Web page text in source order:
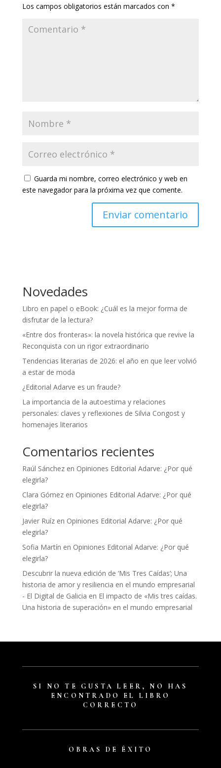
Los campos obligatorios están marcados con *
Guarda mi nombre, correo electrónico y web en
este navegador para la próxima vez que comente.
Novedades
Libro en papel o eBook: ¿Cuál es la mejor forma de
disfrutar de la lectura?
«Entre dos fronteras»: la novela histórica que revive la
Reconquista con un rigor extraordinario
Tendencias literarias de 2026: el año en que leer volvió
a estar de moda
¿Editorial Adarve es un fraude?
La importancia de la autoestima y relaciones
personales: claves y reflexiones de Silvia Congost y
homenajes literarios
Comentarios recientes
Raúl Sánchezen Opiniones Editorial Adarve: ¿Por qué
elegirla?
Clara Gómezen Opiniones Editorial Adarve: ¿Por qué
elegirla?
Javier Ruízen Opiniones Editorial Adarve: ¿Por qué
elegirla?
Sofia Martín en Opiniones Editorial Adarve: ¿Por qué
elegirla?
Descubrir la nueva edición de ‘Mis Tres Caídas’; Una
historia de amor y resiliencia en el mundo empresarial
- El Digital de Galicia en El impacto de «Mis tres caídas.
Una historia de superación» en el mundo empresarial
SI NO TE GUSTA LEER, NO HAS
ENCONTRADO EL LIBRO
CORRECTO
OBRAS DE ÉXITO